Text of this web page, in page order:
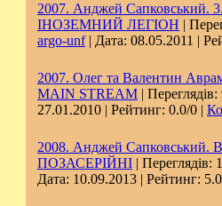
2007. Анджей Сапковський.
ІНОЗЕМНИЙ ЛЕГІОН |
argo-unf| Дата: 08.05.2011 |
2007. Олег та Валентин
MAIN STREAM |
27.01.2010 | Рейтинг: 0.0/0 |
2008. Анджей Сапковський.
ПОЗАСЕРІЙНІ | Переглядів:
Дата: 10.09.2013 | Рейтинг: